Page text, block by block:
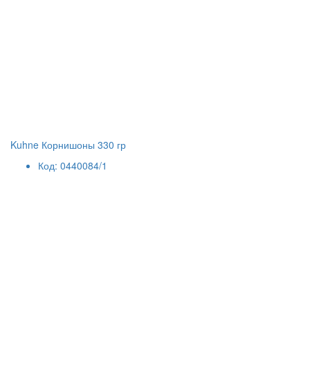
Kuhne Корнишоны 330 гр
Код: 0440084/1